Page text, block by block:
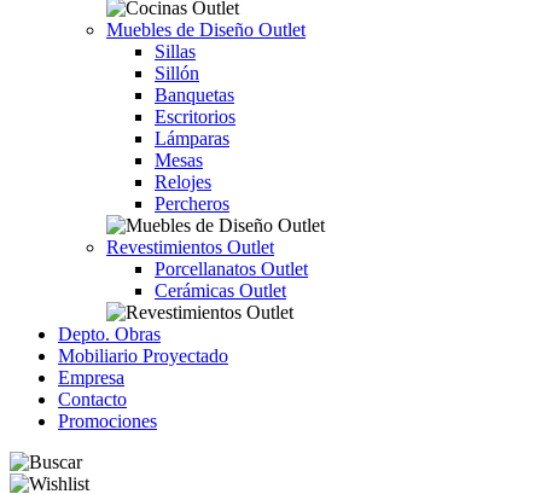
Muebles de Diseño Outlet
Sillas
Sillón
Banquetas
Escritorios
Lámparas
Mesas
Relojes
Percheros
Revestimientos Outlet
Porcellanatos Outlet
Cerámicas Outlet
Depto. Obras
Mobiliario Proyectado
Empresa
Contacto
Promociones